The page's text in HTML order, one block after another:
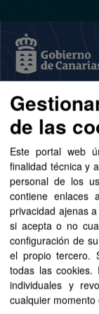
Ordenar por
1
Etiquetas:
GRAFCAN
de las
Este portal web
finalidad técnica y
personal de los
contiene enlaces
privacidad ajenas
si acepta o no
configuración de
el propio tercero.
todas las cookies.
individuales y
cualquier momento